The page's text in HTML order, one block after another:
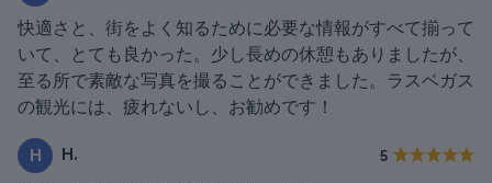
快適さと、街をよく知るために必要な情報がすべて揃って
いて、とても良かった。少し長めの休憩もありましたが、
至る所で素敵な写真を撮ることができました。ラスベガス
の観光には、疲れないし、お勧めです！
H H. 5